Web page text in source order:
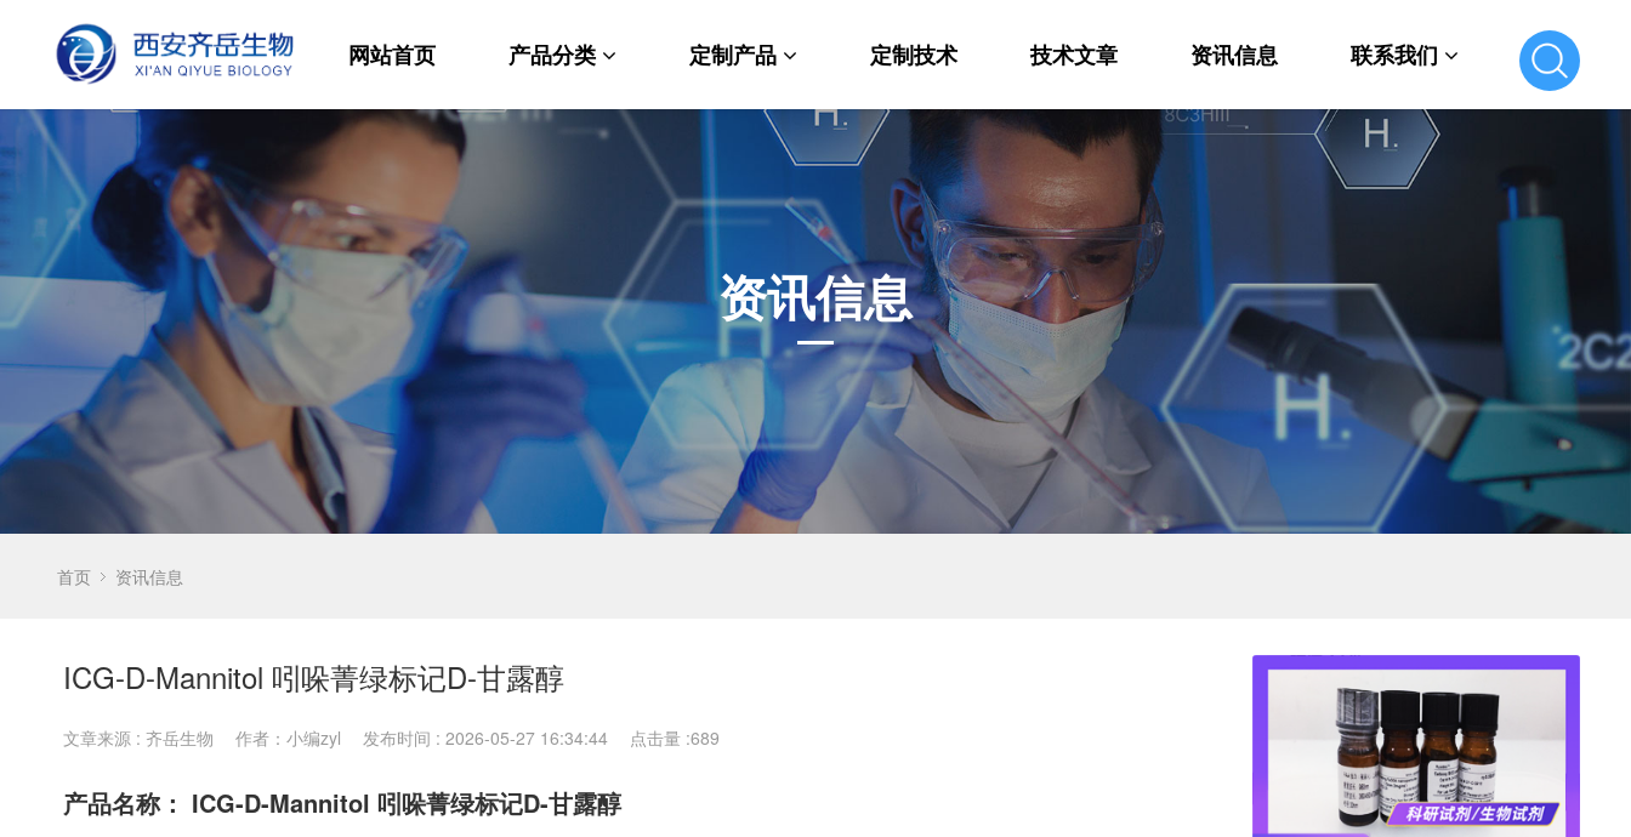
资讯信息
网站首页 产品分类
材料科学
生命科学
发光材料
功能性化学
分析化学
其他产品
定制产品
纳米材料定制
PEG衍生物
荧光标记定制
MOF材料定制
小分子定制
多肽定制
其他材料定制
定制技术 技术文章 资讯信息 联系我们
联系我们
首页 资讯信息
ICG-D-Mannitol 吲哚菁绿标记D-甘露醇
文章来源 : 齐岳生物 作者：小编zyl 发布时间 : 2026-05-27 16:34:44 点击量 :689
产品名称： ICG-D-Mannitol 吲哚菁绿标记D-甘露醇